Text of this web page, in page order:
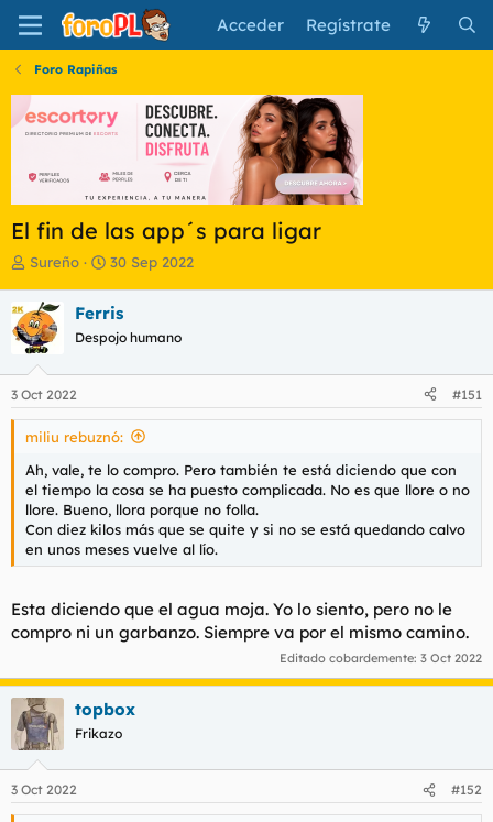
Acceder Regístrate
Foro Rapiñas
El fin de las app´s para ligar
I
c
i
a
d
o
r
d
l
t
e
m
a
Sureño
F
h
a
e
n
i
i
o
30 Sep 2022
Ferris
Despojo humano
3 Oct 2022 #151
miliu rebuznó:
Ah, vale, te lo compro. Pero también te está diciendo que con
el tiempo la cosa se ha puesto complicada. No es que llore o no
llore. Bueno, llora porque no folla.
Con diez kilos más que se quite y si no se está quedando calvo
en unos meses vuelve al lío.
Esta diciendo que el agua moja. Yo lo siento, pero no le
compro ni un garbanzo. Siempre va por el mismo camino.
Editado cobardemente: 3 Oct 2022
topbox
Frikazo
3 Oct 2022 #152